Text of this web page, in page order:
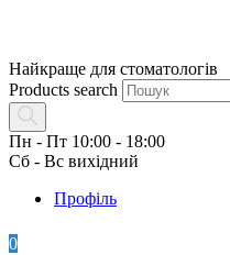
Найкраще для стоматологів
Products search
Пн - Пт 10:00 - 18:00
Сб - Вс вихідний
Профіль
0